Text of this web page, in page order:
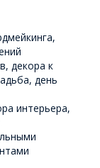
декора к
день
интерьера,